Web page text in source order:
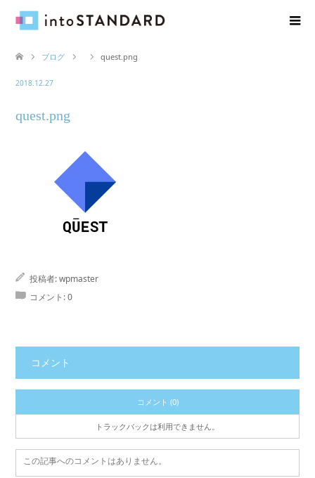
ブログ quest.png
2018.12.27
quest.png
投稿者:wpmaster
コメント:0
コメント
コメント (0)
トラックバックは利用できません。
この記事へのコメントはありません。